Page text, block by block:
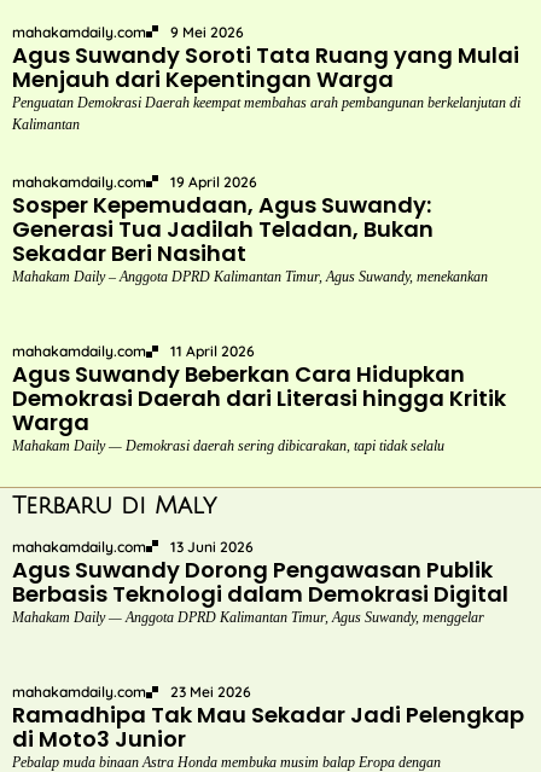
mahakamdaily.com 9 Mei 2026
Agus Suwandy Soroti Tata Ruang yang Mulai
Menjauh dari Kepentingan Warga
Penguatan Demokrasi Daerah keempat membahas arah pembangunan berkelanjutan di
Kalimantan
mahakamdaily.com 19 April 2026
Sosper Kepemudaan, Agus Suwandy:
Generasi Tua Jadilah Teladan, Bukan
Sekadar Beri Nasihat
Mahakam Daily – Anggota DPRD Kalimantan Timur, Agus Suwandy, menekankan
mahakamdaily.com 11 April 2026
Agus Suwandy Beberkan Cara Hidupkan
Demokrasi Daerah dari Literasi hingga Kritik
Warga
Mahakam Daily — Demokrasi daerah sering dibicarakan, tapi tidak selalu
Terbaru di Maly
mahakamdaily.com 13 Juni 2026
Agus Suwandy Dorong Pengawasan Publik
Berbasis Teknologi dalam Demokrasi Digital
Mahakam Daily — Anggota DPRD Kalimantan Timur, Agus Suwandy, menggelar
mahakamdaily.com 23 Mei 2026
Ramadhipa Tak Mau Sekadar Jadi Pelengkap
di Moto3 Junior
Pebalap muda binaan Astra Honda membuka musim balap Eropa dengan